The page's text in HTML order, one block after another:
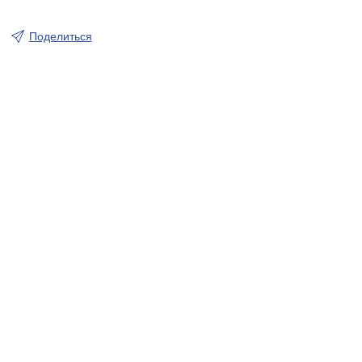
Поделиться